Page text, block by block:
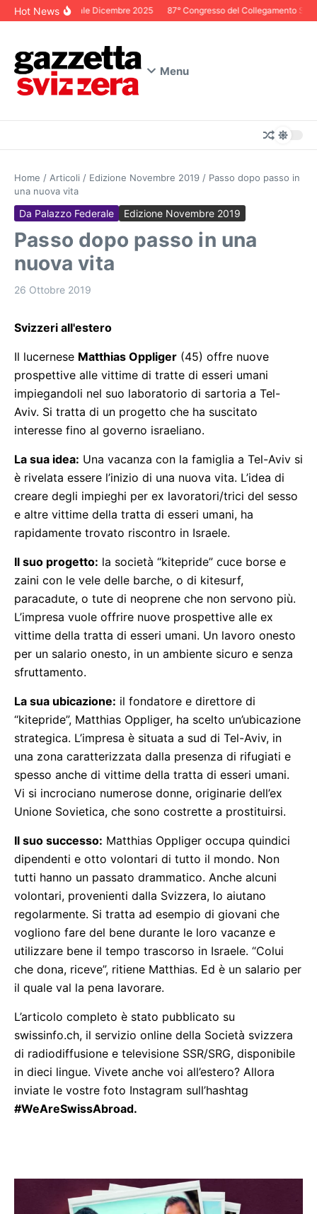
Salta al contenuto
Hot NewsEditoriale Dicembre 2025 87° Congresso del Collegamento
Menu
Home / Articoli / Edizione Novembre 2019 / Passo dopo passo in
una nuova vita
Da Palazzo Federale Edizione Novembre 2019
Passo dopo passo in una
nuova vita
26 Ottobre 2019
Svizzeri all'estero
Il lucernese Matthias Oppliger (45) offre nuove
prospettive alle vittime di tratte di esseri umani
impiegandoli nel suo laboratorio di sartoria a Tel-
Aviv. Si tratta di un progetto che ha suscitato
interesse fino al governo israeliano.
La sua idea: Una vacanza con la famiglia a Tel-Aviv si
è rivelata essere l’inizio di una nuova vita. L’idea di
creare degli impieghi per ex lavoratori/trici del sesso
e altre vittime della tratta di esseri umani, ha
rapidamente trovato riscontro in Israele.
Il suo progetto: la società “kitepride” cuce borse e
zaini con le vele delle barche, o di kitesurf,
paracadute, o tute di neoprene che non servono più.
L’impresa vuole offrire nuove prospettive alle ex
vittime della tratta di esseri umani. Un lavoro onesto
per un salario onesto, in un ambiente sicuro e senza
sfruttamento.
La sua ubicazione: il fondatore e direttore di
“kitepride”, Matthias Oppliger, ha scelto un’ubicazione
strategica. L’impresa è situata a sud di Tel-Aviv, in
una zona caratterizzata dalla presenza di rifugiati e
spesso anche di vittime della tratta di esseri umani.
Vi si incrociano numerose donne, originarie dell’ex
Unione Sovietica, che sono costrette a prostituirsi.
Il suo successo: Matthias Oppliger occupa quindici
dipendenti e otto volontari di tutto il mondo. Non
tutti hanno un passato drammatico. Anche alcuni
volontari, provenienti dalla Svizzera, lo aiutano
regolarmente. Si tratta ad esempio di giovani che
vogliono fare del bene durante le loro vacanze e
utilizzare bene il tempo trascorso in Israele. “Colui
che dona, riceve”, ritiene Matthias. Ed è un salario per
il quale val la pena lavorare.
L’articolo completo è stato pubblicato su
swissinfo.ch, il servizio online della Società svizzera
di radiodiffusione e televisione SSR/SRG, disponibile
in dieci lingue. Vivete anche voi all’estero? Allora
inviate le vostre foto Instagram sull’hashtag
#WeAreSwissAbroad.